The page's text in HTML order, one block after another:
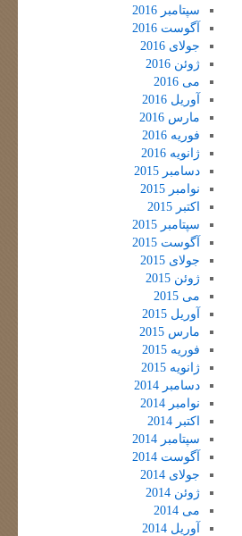
سپتامبر 2016
آگوست 2016
جولای 2016
ژوئن 2016
می 2016
آوریل 2016
مارس 2016
فوریه 2016
ژانویه 2016
دسامبر 2015
نوامبر 2015
اکتبر 2015
سپتامبر 2015
آگوست 2015
جولای 2015
ژوئن 2015
می 2015
آوریل 2015
مارس 2015
فوریه 2015
ژانویه 2015
دسامبر 2014
نوامبر 2014
اکتبر 2014
سپتامبر 2014
آگوست 2014
جولای 2014
ژوئن 2014
می 2014
آوریل 2014